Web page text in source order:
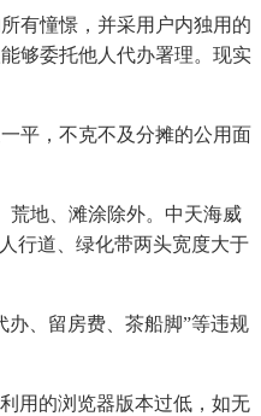
有憧憬，并采用户内独用的
够委托他人代办署理。现实
平，不克不及分摊的公用面
地、滩涂除外。中天海威
行道、绿化带两头宽度大于
、留房费、茶船脚”等违规
用的浏览器版本过低，如无